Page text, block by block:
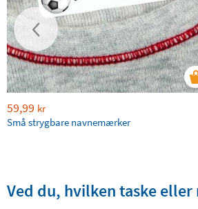
59,99 kr
Små strygbare navnemærker
Ved du, hvilken taske